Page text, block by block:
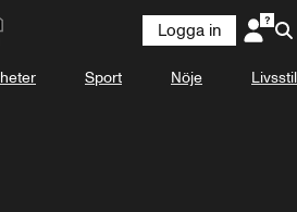
Laddar ...
Logga in
Sport Nöje Livsstil